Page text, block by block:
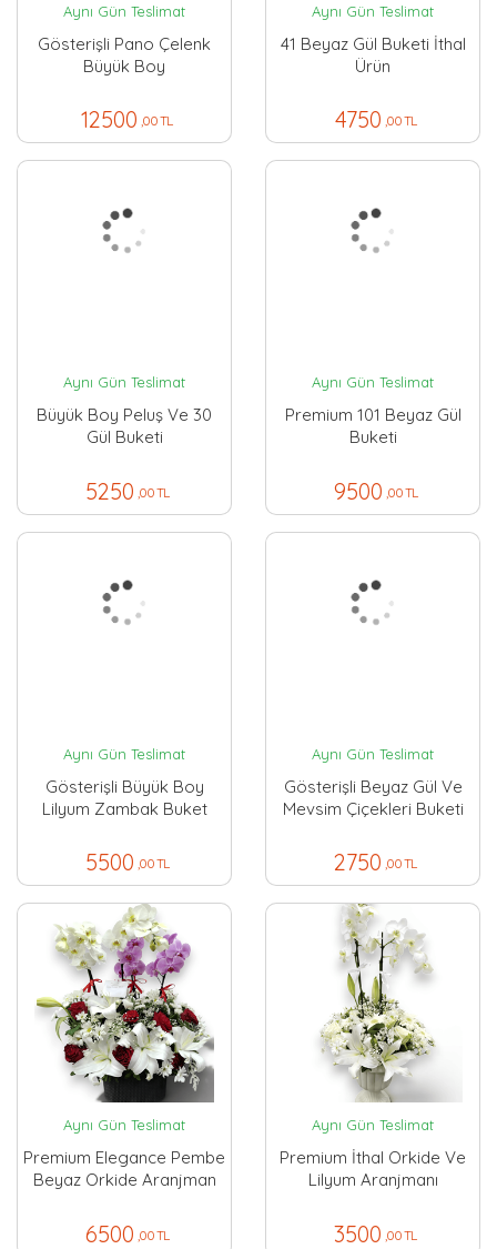
Aynı Gün Teslimat
Gösterişli Pano Çelenk
Büyük Boy
12500 ,00 TL
Aynı Gün Teslimat
41 Beyaz Gül Buketi İthal
Ürün
4750 ,00 TL
Aynı Gün Teslimat
Büyük Boy Peluş Ve 30
Gül Buketi
5250 ,00 TL
Aynı Gün Teslimat
Premium 101 Beyaz Gül
Buketi
9500 ,00 TL
Aynı Gün Teslimat
Gösterişli Büyük Boy
Lilyum Zambak Buket
5500 ,00 TL
Aynı Gün Teslimat
Gösterişli Beyaz Gül Ve
Mevsim Çiçekleri Buketi
2750 ,00 TL
Aynı Gün Teslimat
Premium Elegance Pembe
Beyaz Orkide Aranjman
6500 ,00 TL
Aynı Gün Teslimat
Premium İthal Orkide Ve
Lilyum Aranjmanı
3500 ,00 TL